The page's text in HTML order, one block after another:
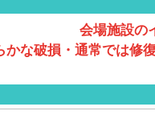
会場施設の
かな破損・通常では修